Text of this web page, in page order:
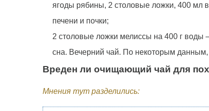
ягоды рябины, 2 столовые ложки, 400 мл
печени и почки;
2 столовые ложки мелиссы на 400 г воды
сна. Вечерний чай. По некоторым данным,
Вреден ли очищающий чай для
Мнения тут разделились: